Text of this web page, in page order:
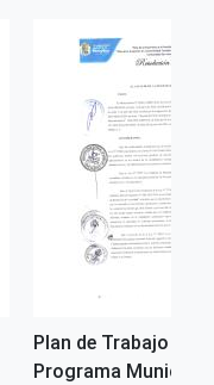
Plan de Trabajo
Programa Municipal